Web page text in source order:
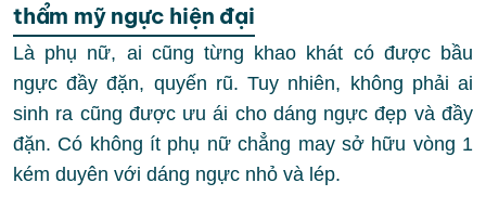
thẩm mỹ ngực hiện đại
Là phụ nữ, ai cũng từng khao khát có được bầu
ngực đầy đặn, quyến rũ. Tuy nhiên, không phải ai
sinh ra cũng được ưu ái cho dáng ngực đẹp và đầy
đặn. Có không ít phụ nữ chẳng may sở hữu vòng 1
kém duyên với dáng ngực nhỏ và lép.